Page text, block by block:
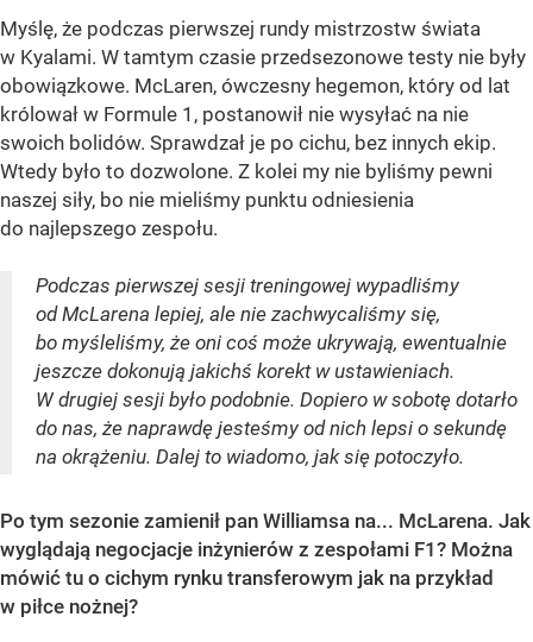
Myślę, że podczas pierwszej rundy mistrzostw świata
w Kyalami. W tamtym czasie przedsezonowe testy nie były
obowiązkowe. McLaren, ówczesny hegemon, który od lat
królował w Formule 1, postanowił nie wysyłać na nie
swoich bolidów. Sprawdzał je po cichu, bez innych ekip.
Wtedy było to dozwolone. Z kolei my nie byliśmy pewni
naszej siły, bo nie mieliśmy punktu odniesienia
do najlepszego zespołu.
Podczas pierwszej sesji treningowej wypadliśmy
od McLarena lepiej, ale nie zachwycaliśmy się,
bo myśleliśmy, że oni coś może ukrywają, ewentualnie
jeszcze dokonują jakichś korekt w ustawieniach.
W drugiej sesji było podobnie. Dopiero w sobotę dotarło
do nas, że naprawdę jesteśmy od nich lepsi o sekundę
na okrążeniu. Dalej to wiadomo, jak się potoczyło.
Po tym sezonie zamienił pan Williamsa na... McLarena. Jak
wyglądają negocjacje inżynierów z zespołami F1? Można
mówić tu o cichym rynku transferowym jak na przykład
w piłce nożnej?